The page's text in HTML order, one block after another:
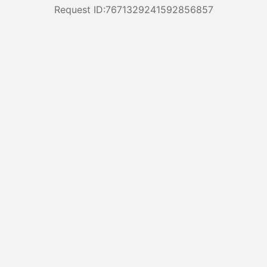
Request ID:7671329241592856857